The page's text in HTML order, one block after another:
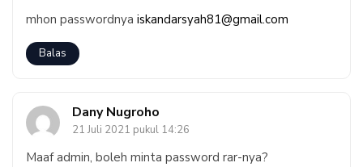
mhon passwordnya iskandarsyah81@gmail.com
Balas
Dany Nugroho
21 Juli 2021 pukul 14:26
Maaf admin, boleh minta password rar-nya?